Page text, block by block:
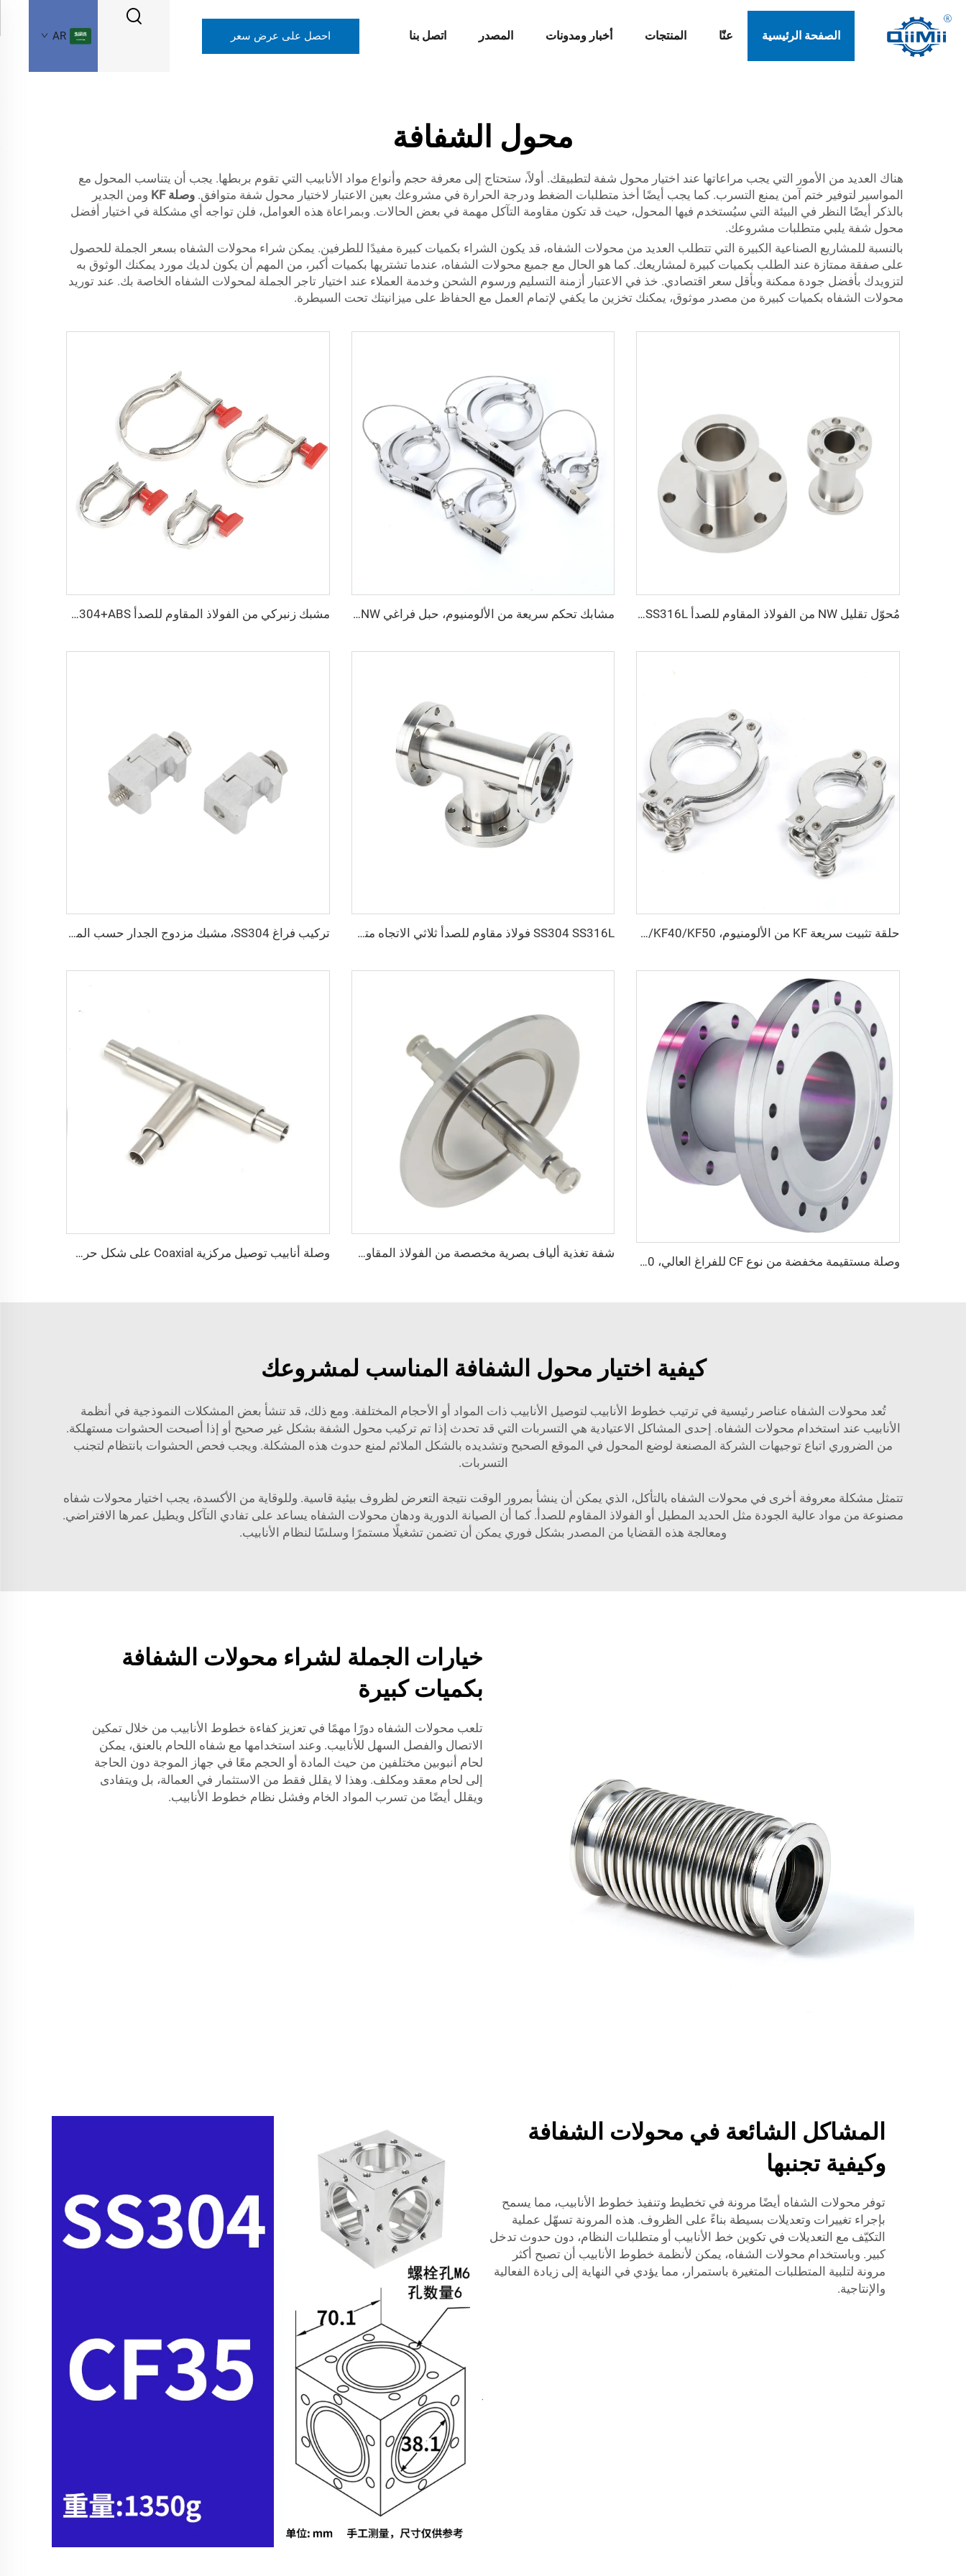
الصفحة الرئيسية عنّا المنتجات أخبار ومدونات المصدر اتصل بنا احصل على عرض سعر AR
محول الشفافة
هناك العديد من الأمور التي يجب مراعاتها عند اختيار محول شفة لتطبيقك. أولاً، ستحتاج إلى معرفة حجم وأنواع مواد الأنابيب التي تقوم بربطها. يجب أن يتناسب المحول مع
المواسير لتوفير ختم آمن يمنع التسرب. كما يجب أيضًا أخذ متطلبات الضغط ودرجة الحرارة في مشروعك بعين الاعتبار لاختيار محول شفة متوافق. وصلة KF
ومن الجدير
بالذكر أيضًا النظر في البيئة التي سيُستخدم فيها المحول، حيث قد تكون مقاومة التآكل مهمة في بعض الحالات. وبمراعاة هذه العوامل، فلن تواجه أي مشكلة في اختيار أفضل
محول شفة يلبي متطلبات مشروعك.
بالنسبة للمشاريع الصناعية الكبيرة التي تتطلب العديد من محولات الشفاه، قد يكون الشراء بكميات كبيرة مفيدًا للطرفين. يمكن شراء محولات الشفاه بسعر الجملة للحصول
على صفقة ممتازة عند الطلب بكميات كبيرة لمشاريعك. كما هو الحال مع جميع محولات الشفاه، عندما تشتريها بكميات أكبر، من المهم أن يكون لديك مورد يمكنك الوثوق به
لتزويدك بأفضل جودة ممكنة وبأقل سعر اقتصادي. خذ في الاعتبار أزمنة التسليم ورسوم الشحن وخدمة العملاء عند اختيار تاجر الجملة لمحولات الشفاه الخاصة بك. عند توريد
محولات الشفاه بكميات كبيرة من مصدر موثوق، يمكنك تخزين ما يكفي لإتمام العمل مع الحفاظ على ميزانيتك تحت السيطرة.
مُحوّل تقليل NW من الفولاذ المقاوم للصدأ SS304/SS316L، وصلات مواسير فراغية، مخفض شفة من CF إلى KF لتطبيقات أشباه الموصلات مشابك تحكم سريعة من الألومنيوم، حبل فراغي KF/NW مع إزالة تعمل بالزنبرك، تجهيزات مواسير KF16-KF50، مشابك تحكم سريعة عالية الجودة NW16/NW25/NW40/NW50 مشبك زنبركي من الفولاذ المقاوم للصدأ KF SS304+ABS مع صمولة بلاستيكية، تجهيزات فراغية NW25/NW40، مشبك زنبركي عالي الجودة من الفولاذ المقاوم للصدأ من KF16 إلى KF50
حلقة تثبيت سريعة KF من الألومنيوم، KF16/KF25/KF40/KF50، وصلات فراغية NW25/NW40، شفاه مشبك عالي الجودة للصناعات شبه الموصلة SS304 SS316L فولاذ مقاوم للصدأ ثلاثي الاتجاه متساوي الشُعب من نوع CF قابل للدوران CF16-CF100 فراغ عالي بثقوب عابرة 3/4"-4" تركيبة شفة عالية الجودة قابلة للدوران/ثابتة محول على شكل حرف T ثلاثي الاتجاه تركيب فراغ SS304، مشبك مزدوج الجدار حسب المعيار ISO، SS304/ألمنيوم، شفة تثبيت عالية الجودة من الفولاذ المقاوم للصدأ M10
وصلة مستقيمة مخفضة من نوع CF للفراغ العالي، CF35xCF36-CF160xCF100، ثابتة وقابلة للدوران، من الفولاذ المقاوم للصدأ SS304 وSS316L، تجهيزات بثقوب عابرة، شفة 1/2"-10"
شفة تغذية ألياف بصرية مخصصة من الفولاذ المقاوم للصدأ SS304/SS316L، توصيل أنثى KF25/40، تركيب فراغ NW25/40 وصلة أنابيب توصيل مركزية Coaxial على شكل حرف T فائقة النقاء من الفولاذ المقاوم للصدأ SS316L، وصلة توصيل مركزية Coaxial من الفولاذ المقاوم للصدأ، أنابيب عالية الجودة فائقة النقاء (UHP) بنهايات BA/EP
كيفية اختيار محول الشفافة المناسب لمشروعك
تُعد محولات الشفاه عناصر رئيسية في ترتيب خطوط الأنابيب لتوصيل الأنابيب ذات المواد أو الأحجام المختلفة. ومع ذلك، قد تنشأ بعض المشكلات النموذجية في أنظمة
الأنابيب عند استخدام محولات الشفاه. إحدى المشاكل الاعتيادية هي التسربات التي قد تحدث إذا تم تركيب محول الشفة بشكل غير صحيح أو إذا أصبحت الحشوات مستهلكة.
من الضروري اتباع توجيهات الشركة المصنعة لوضع المحول في الموقع الصحيح وتشديده بالشكل الملائم لمنع حدوث هذه المشكلة. ويجب فحص الحشوات بانتظام لتجنب
التسربات.
تتمثل مشكلة معروفة أخرى في محولات الشفاه بالتأكل، الذي يمكن أن ينشأ بمرور الوقت نتيجة التعرض لظروف بيئية قاسية. وللوقاية من الأكسدة، يجب اختيار محولات شفاه
مصنوعة من مواد عالية الجودة مثل الحديد المطيل أو الفولاذ المقاوم للصدأ. كما أن الصيانة الدورية ودهان محولات الشفاه يساعد على تفادي التآكل ويطيل عمرها الافتراضي.
ومعالجة هذه القضايا من المصدر بشكل فوري يمكن أن تضمن تشغيلًا مستمرًا وسلسًا لنظام الأنابيب.
خيارات الجملة لشراء محولات الشفافة
بكميات كبيرة
تلعب محولات الشفاه دورًا مهمًا في تعزيز كفاءة خطوط الأنابيب من خلال تمكين
الاتصال والفصل السهل للأنابيب. وعند استخدامها مع شفاه اللحام بالعنق، يمكن
لحام أنبوبين مختلفين من حيث المادة أو الحجم معًا في جهاز الموجة دون الحاجة
إلى لحام معقد ومكلف. وهذا لا يقلل فقط من الاستثمار في العمالة، بل ويتفادى
ويقلل أيضًا من تسرب المواد الخام وفشل نظام خطوط الأنابيب.
المشاكل الشائعة في محولات الشفافة
وكيفية تجنبها
توفر محولات الشفاه أيضًا مرونة في تخطيط وتنفيذ خطوط الأنابيب، مما يسمح
بإجراء تغييرات وتعديلات بسيطة بناءً على الظروف. هذه المرونة تسهّل عملية
التكيّف مع التعديلات في تكوين خط الأنابيب أو متطلبات النظام، دون حدوث تدخل
كبير. وباستخدام محولات الشفاه، يمكن لأنظمة خطوط الأنابيب أن تصبح أكثر
مرونة لتلبية المتطلبات المتغيرة باستمرار، مما يؤدي في النهاية إلى زيادة الفعالية
والإنتاجية.